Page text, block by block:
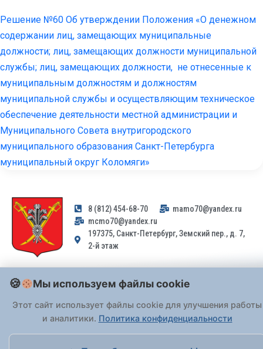
Решение №60 Об утверждении Положения «О денежном
содержании лиц, замещающих муниципальные
должности; лиц, замещающих должности муниципальной
службы; лиц, замещающих должности, не отнесенные к
муниципальным должностям и должностям
муниципальной службы и осуществляющим техническое
обеспечение деятельности местной администрации и
Муниципального Совета внутригородского
муниципального образования Санкт-Петербурга
муниципальный округ Коломяги»
8 (812) 454-68-70
mamo70@yandex.ru
mcmo70@yandex.ru
197375, Санкт-Петербург, Земский пер., д. 7,
2-й этаж
адрес email, не могут быть рассмотрены на основании
Федерального закона от 02.05.2006 № 59-ФЗ
принимаются только: по почте, через
портал «Госуслуги» (ЕПГУ)
или лично при предъявлении паспорта.
Мы используем файлы cookie
Этот сайт использует файлы cookie для улучшения работы
и аналитики. Политика конфиденциальности